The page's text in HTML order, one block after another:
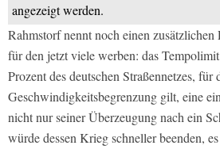
angezeigt werden.
Rahmstorf nennt noch einen zusätzlichen
für den jetzt viele werben: das
Prozent des deutschen Straßennetzes, für
Geschwindigkeitsbegrenzung gilt, eine
nicht nur seiner Überzeugung nach ein
würde dessen Krieg schneller beenden,